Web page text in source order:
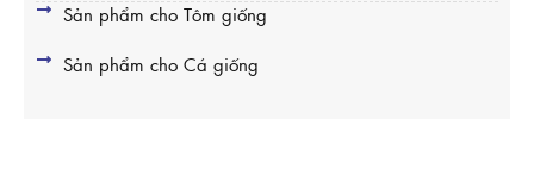
Sản phẩm cho Tôm giống
Sản phẩm cho Cá giống